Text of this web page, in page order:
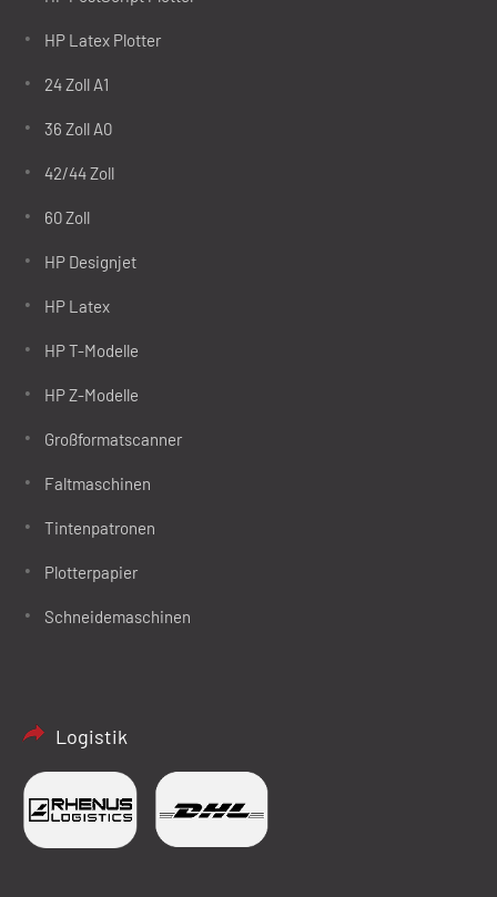
HP Latex Plotter
24 Zoll A1
36 Zoll A0
42/44 Zoll
60 Zoll
HP Designjet
HP Latex
HP T-Modelle
HP Z-Modelle
Großformatscanner
Faltmaschinen
Tintenpatronen
Plotterpapier
Schneidemaschinen
Logistik